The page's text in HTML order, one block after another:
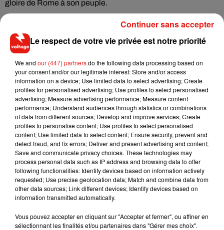
gloire de Rome à son peuple.
Promesse de très grand spectacle, notamment grâce à une
scène de bataille navale d’anthologie, ce
devrait
satisfaire les fans du premier et les amateurs du genre.
Il vaut mieux, car Ridley Scott a d’ores et déjà révélé
envisager un 3evolet…
Cet élément est masqué compte-tenu du refus du
dépôt de cookies que vous avez exprimé. Si vous
souhaitez l'afficher, merci de nous donner votre accord
en cliquant sur le bouton ci-dessous.
Afficher l'élément
La Vallée des fous• De Xavier Beauvois • Avec Jean-Paul
Rouve, Pierre Richard, Madeleine Beauvois • Sortie le 13
novembre 2024
Le respect de votre vie privée est notre priorité
We and our (447) partnersdo the following data processing based on
your consent and/or our legitimate interest: Store and/or access
information on a device; Use limited data to select advertising; Create
profiles for personalised advertising; Use profiles to select personalised
advertising; Measure advertising performance; Measure content
performance; Understand audiences through statistics or combinations
of data from different sources; Develop and improve services; Create
profiles to personalise content; Use profiles to select personalised
content; Use limited data to select content; Ensure security, prevent and
detect fraud, and fix errors; Deliver and present advertising and content;
Save and communicate privacy choices. These technologies may
process personal data such as IP address and browsing data to offer
following functionalities: Identify devices based on information actively
requested; Use precise geolocation data; Match and combine data from
other data sources; Link different devices; Identify devices based on
information transmitted automatically.
Vous pouvez accepter en cliquant sur "Accepter et fermer", ou affiner en
sélectionnant les finalités et/ou partenaires dans "Gérer mes choix".
Continuer sans accepter